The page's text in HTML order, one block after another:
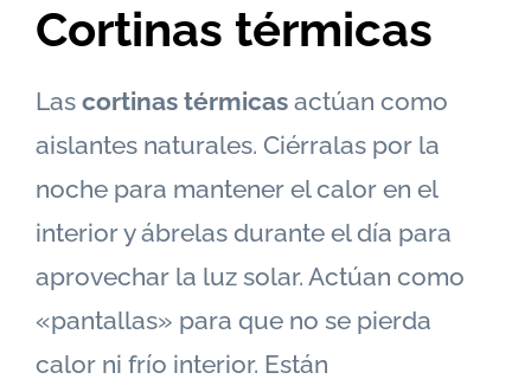
Cortinas térmicas
Las cortinas térmicas actúan como
aislantes naturales. Ciérralas por la
noche para mantener el calor en el
interior y ábrelas durante el día para
aprovechar la luz solar. Actúan como
«pantallas» para que no se pierda
calor ni frío interior. Están